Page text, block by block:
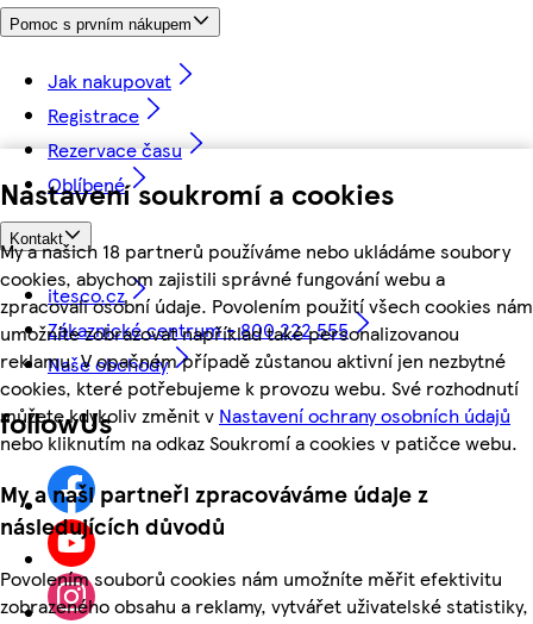
Nastavení soukromí a cookies
My a našich 18 partnerů používáme nebo ukládáme soubory
cookies, abychom zajistili správné fungování webu a
zpracovali osobní údaje. Povolením použití všech cookies nám
umožníte zobrazovat například také personalizovanou
reklamu. V opačném případě zůstanou aktivní jen nezbytné
cookies, které potřebujeme k provozu webu. Své rozhodnutí
můžete kdykoliv změnit v Nastavení ochrany osobních údajů
nebo kliknutím na odkaz Soukromí a cookies v patičce webu.
My a naši partneři zpracováváme údaje z
následujících důvodů
Povolením souborů cookies nám umožníte měřit efektivitu
zobrazeného obsahu a reklamy, vytvářet uživatelské statistiky,
Pomoc s prvním nákupem
Jak nakupovat
Registrace
Rezervace času
Oblíbené
Kontakt
itesco.cz
Zákaznické centrum - 800 222 555
Naše obchody
followUs